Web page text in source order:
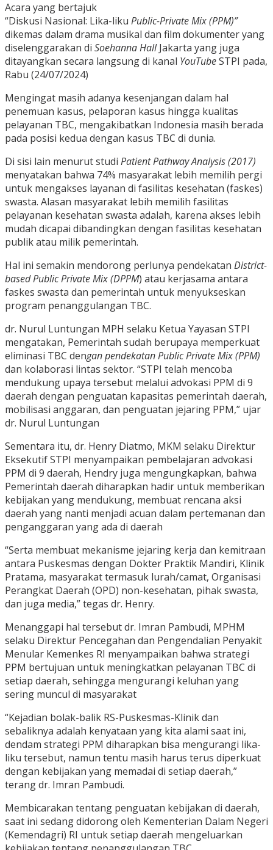
Acara yang bertajuk
“Diskusi Nasional: Lika-liku Public-Private Mix (PPM)”
dikemas dalam drama musikal dan film dokumenter yang
diselenggarakan di Soehanna HallJakarta yang juga
ditayangkan secara langsung di kanal YouTubeSTPI pada,
Rabu (24/07/2024)
Mengingat masih adanya kesenjangan dalam hal
penemuan kasus, pelaporan kasus hingga kualitas
pelayanan TBC, mengakibatkan Indonesia masih berada
pada posisi kedua dengan kasus TBC di dunia.
Di sisi lain menurut studi Patient Pathway Analysis (2017)
menyatakan bahwa 74% masyarakat lebih memilih pergi
untuk mengakses layanan di fasilitas kesehatan (faskes)
swasta. Alasan masyarakat lebih memilih fasilitas
pelayanan kesehatan swasta adalah, karena akses lebih
mudah dicapai dibandingkan dengan fasilitas kesehatan
publik atau milik pemerintah.
Hal ini semakin mendorong perlunya pendekatan District-
based Public Private Mix (DPPM) atau kerjasama antara
faskes swasta dan pemerintah untuk menyukseskan
program penanggulangan TBC.
dr. Nurul Luntungan MPH selaku Ketua Yayasan STPI
mengatakan, Pemerintah sudah berupaya memperkuat
eliminasi TBC dengan pendekatan Public Private Mix (PPM)
dan kolaborasi lintas sektor. “STPI telah mencoba
mendukung upaya tersebut melalui advokasi PPM di 9
daerah dengan penguatan kapasitas pemerintah daerah,
mobilisasi anggaran, dan penguatan jejaring PPM,” ujar
dr. Nurul Luntungan
Sementara itu, dr. Henry Diatmo, MKM selaku Direktur
Eksekutif STPI menyampaikan pembelajaran advokasi
PPM di 9 daerah, Hendry juga mengungkapkan, bahwa
Pemerintah daerah diharapkan hadir untuk memberikan
kebijakan yang mendukung, membuat rencana aksi
daerah yang nanti menjadi acuan dalam pertemanan dan
penganggaran yang ada di daerah
“Serta membuat mekanisme jejaring kerja dan kemitraan
antara Puskesmas dengan Dokter Praktik Mandiri, Klinik
Pratama, masyarakat termasuk lurah/camat, Organisasi
Perangkat Daerah (OPD) non-kesehatan, pihak swasta,
dan juga media,” tegas dr. Henry.
Menanggapi hal tersebut dr. Imran Pambudi, MPHM
selaku Direktur Pencegahan dan Pengendalian Penyakit
Menular Kemenkes RI menyampaikan bahwa strategi
PPM bertujuan untuk meningkatkan pelayanan TBC di
setiap daerah, sehingga mengurangi keluhan yang
sering muncul di masyarakat
“Kejadian bolak-balik RS-Puskesmas-Klinik dan
sebaliknya adalah kenyataan yang kita alami saat ini,
dendam strategi PPM diharapkan bisa mengurangi lika-
liku tersebut, namun tentu masih harus terus diperkuat
dengan kebijakan yang memadai di setiap daerah,”
terang dr. Imran Pambudi.
Membicarakan tentang penguatan kebijakan di daerah,
saat ini sedang didorong oleh Kementerian Dalam Negeri
(Kemendagri) RI untuk setiap daerah mengeluarkan